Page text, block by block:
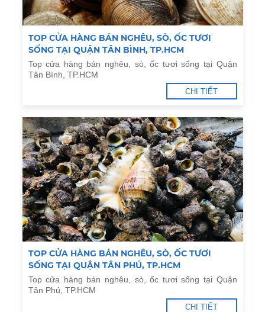
TOP CỬA HÀNG BÁN NGHÊU, SÒ, ỐC TƯƠI
SỐNG TẠI QUẬN TÂN BÌNH, TP.HCM
Top cửa hàng bán nghêu, sò, ốc tươi sống tại Quận
Tân Bình, TP.HCM
CHI TIẾT
TOP CỬA HÀNG BÁN NGHÊU, SÒ, ỐC TƯƠI
SỐNG TẠI QUẬN TÂN PHÚ, TP.HCM
Top cửa hàng bán nghêu, sò, ốc tươi sống tại Quận
Tân Phú, TP.HCM
CHI TIẾT